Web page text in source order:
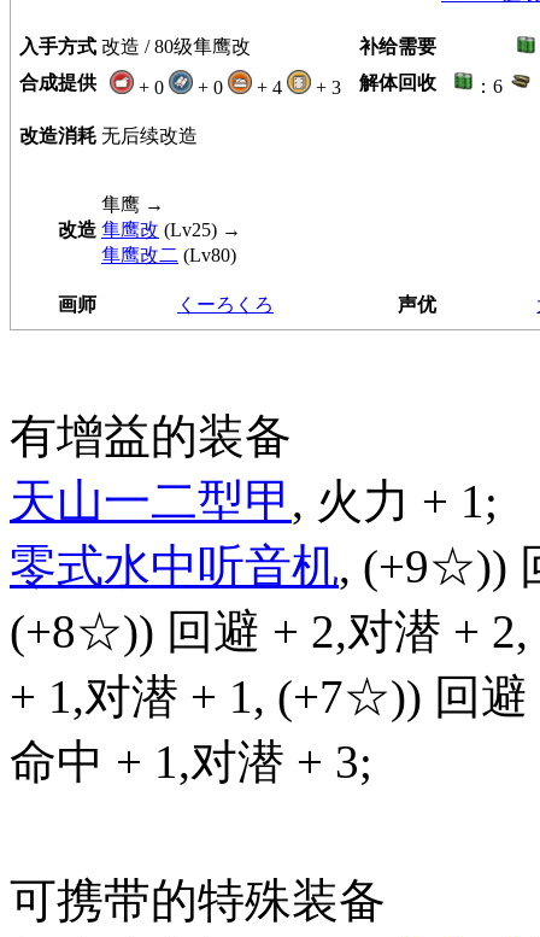
入手方式 改造 / 80级隼鹰改 补给需要
合成提供
+ 0 + 0 + 4 + 3 解体回收 ：6
改造消耗 无后续改造
改造
隼鹰 →
隼鹰改 (Lv25) →
隼鹰改二 (Lv80)
画师 くーろくろ 声优
有增益的装备
天山一二型甲 , 火力 + 1;
零式水中听音机, (+9☆))
(+8☆)) 回避 + 2,对潜 +
+ 1,对潜 + 1, (+7☆)) 回
命中 + 1,对潜 + 3;
可携带的特殊装备